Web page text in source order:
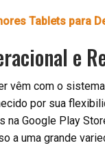
Tablets para
e
vêm com o
por sua
na Google Play
a uma grande